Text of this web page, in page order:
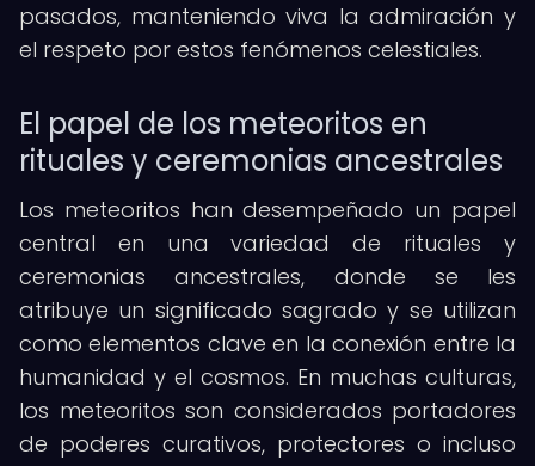
pasados, manteniendo viva la admiración y
el respeto por estos fenómenos celestiales.
El papel de los meteoritos en
rituales y ceremonias ancestrales
Los meteoritos han desempeñado un papel
central en una variedad de rituales y
ceremonias ancestrales, donde se les
atribuye un significado sagrado y se utilizan
como elementos clave en la conexión entre la
humanidad y el cosmos. En muchas culturas,
los meteoritos son considerados portadores
de poderes curativos, protectores o incluso